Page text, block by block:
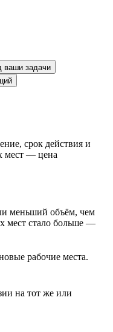
ваши задачи
срок действия и
мест — цена
меньший объём, чем
мест стало больше —
рабочие места.
на тот же или